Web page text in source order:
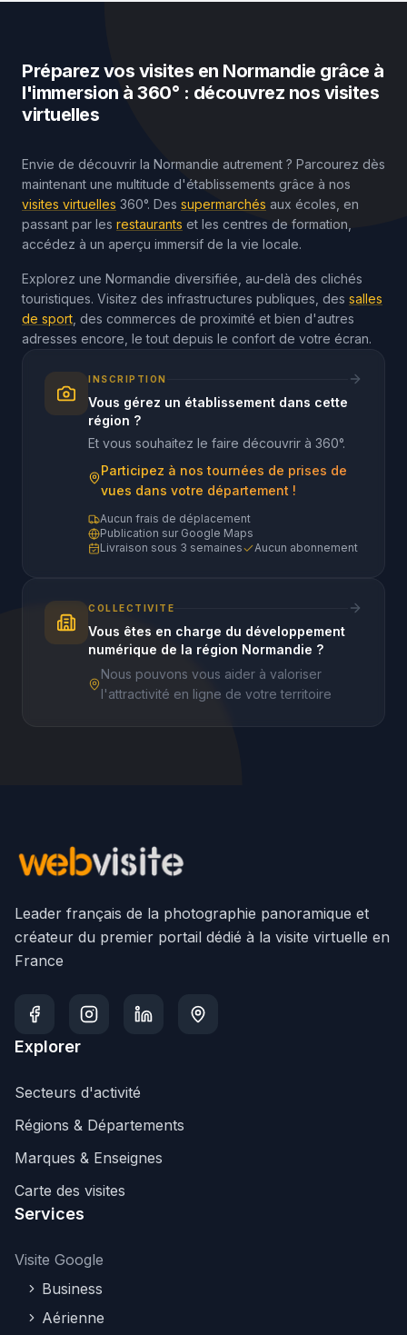
Préparez vos visites en Normandie grâce à
l'immersion à 360° : découvrez nos visites
virtuelles
Envie de découvrir la Normandie autrement ? Parcourez dès
maintenant une multitude d'établissements grâce à nos
visites virtuelles 360°. Des supermarchés aux écoles, en
passant par les restaurants et les centres de formation,
accédez à un aperçu immersif de la vie locale.
Explorez une Normandie diversifiée, au-delà des clichés
touristiques. Visitez des infrastructures publiques, des salles
de sport , des commerces de proximité et bien d'autres
adresses encore, le tout depuis le confort de votre écran.
INSCRIPTION
Vous gérez un établissement dans cette
région ?
Et vous souhaitez le faire découvrir à 360°.
Participez à nos tournées de prises de
vues dans votre département !
Aucun frais de déplacement
Publication sur Google Maps
Livraison sous 3 semaines
Aucun abonnement
COLLECTIVITE
Vous êtes en charge du développement
numérique de la région Normandie ?
Nous pouvons vous aider à valoriser
l'attractivité en ligne de votre territoire
Leader français de la photographie panoramique et
créateur du premier portail dédié à la visite virtuelle en
France
Explorer
Secteurs d'activité
Régions & Départements
Marques & Enseignes
Carte des visites
Services
Visite Google
Business
Aérienne